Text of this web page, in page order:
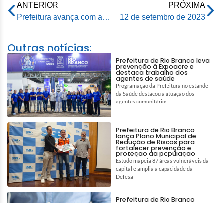
ANTERIOR
Prefeitura avança com as obras do Recupera Rio Branco no bairro Aeroporto Velho
PRÓXIMA
12 de setembro de 2023
Outras notícias:
Prefeitura de Rio Branco leva
prevenção à Expoacre e
destaca trabalho dos
agentes de saúde
Programação da Prefeitura no estande
da Saúde destacou a atuação dos
agentes comunitários
Prefeitura de Rio Branco
lança Plano Municipal de
Redução de Riscos para
fortalecer prevenção e
proteção da população
Estudo mapeia 87 áreas vulneráveis da
capital e amplia a capacidade da
Defesa
Prefeitura de Rio Branco